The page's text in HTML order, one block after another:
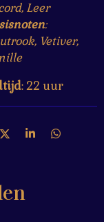
Leer
:
Vetiver,
: 22 uur
D
S
D